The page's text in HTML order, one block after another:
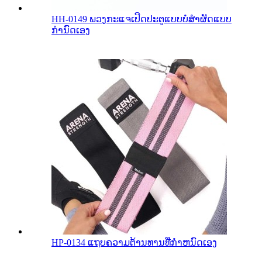
HH-0149 ພວງກະແຈເປີດປະຕູແບບບໍ່ສຳຜັດແບບ
ກຳນົດເອງ
HP-0134 ແຖບຄວາມຕ້ານທານທີ່ກໍາຫນົດເອງ